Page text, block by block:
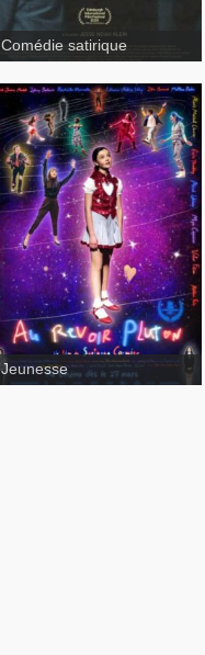
Comédie satirique
Jeunesse